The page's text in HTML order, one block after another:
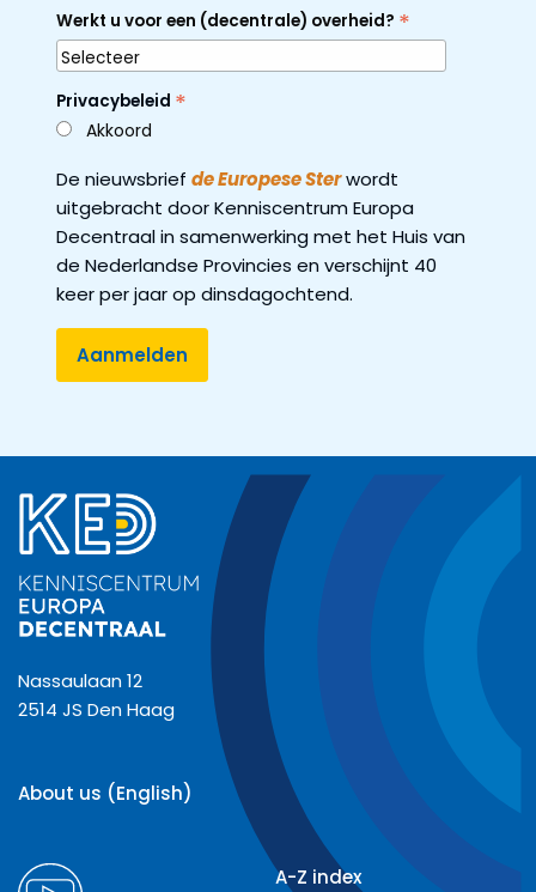
Werkt u voor een (decentrale) overheid? *
Privacybeleid *
Akkoord
De nieuwsbrief de Europese Sterwordt
uitgebracht door Kenniscentrum Europa
Decentraal in samenwerking met het Huis van
de Nederlandse Provincies en verschijnt 40
keer per jaar op dinsdagochtend.
Nassaulaan 12
2514 JS Den Haag
About us (English)
A-Z index